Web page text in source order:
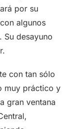
por su
algunos
Su desayuno
con tan sólo
muy práctico y
gran ventana